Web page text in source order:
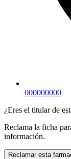
000000000
¿Eres el titular de
Reclama la ficha
información.
Reclamar esta